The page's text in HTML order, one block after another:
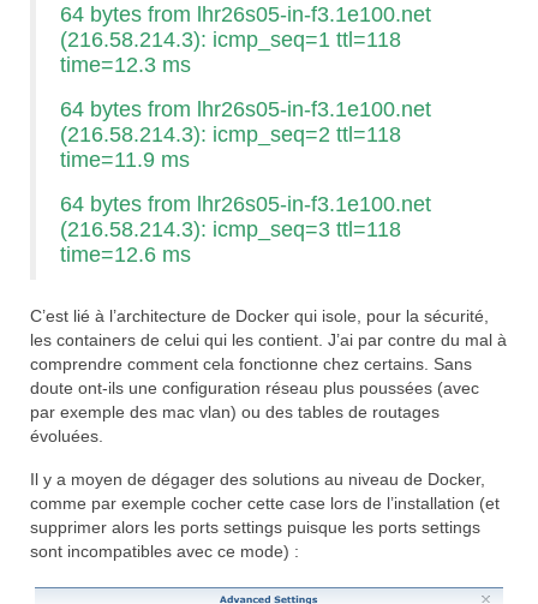
64 bytes from lhr26s05-in-f3.1e100.net
(216.58.214.3): icmp_seq=1 ttl=118
time=12.3 ms
64 bytes from lhr26s05-in-f3.1e100.net
(216.58.214.3): icmp_seq=2 ttl=118
time=11.9 ms
64 bytes from lhr26s05-in-f3.1e100.net
(216.58.214.3): icmp_seq=3 ttl=118
time=12.6 ms
C’est lié à l’architecture de Docker qui isole, pour la sécurité,
les containers de celui qui les contient. J’ai par contre du mal à
comprendre comment cela fonctionne chez certains. Sans
doute ont-ils une configuration réseau plus poussées (avec
par exemple des mac vlan) ou des tables de routages
évoluées.
Il y a moyen de dégager des solutions au niveau de Docker,
comme par exemple cocher cette case lors de l’installation (et
supprimer alors les ports settings puisque les ports settings
sont incompatibles avec ce mode) :